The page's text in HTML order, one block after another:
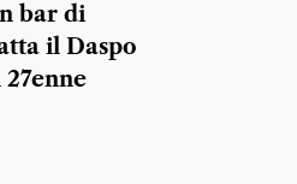
bar di
il Daspo